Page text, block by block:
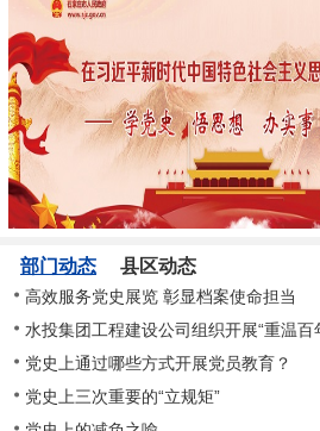
部门动态 县区动态
高效服务党史展览 彰显档案使命担当
水投集团工程建设公司组织开展“重温百年党史 牢记初心使命”
党史上通过哪些方式开展党员教育？
党史上三次重要的“立规矩”